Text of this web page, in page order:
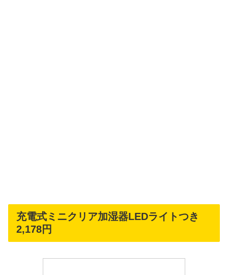
充電式ミニクリア加湿器LEDライトつき
2,178円